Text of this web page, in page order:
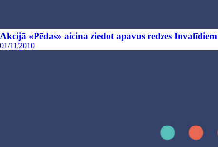
Akcijā «Pēdas» aicina ziedot apavus redzes Invalīdiem
01/11/2010